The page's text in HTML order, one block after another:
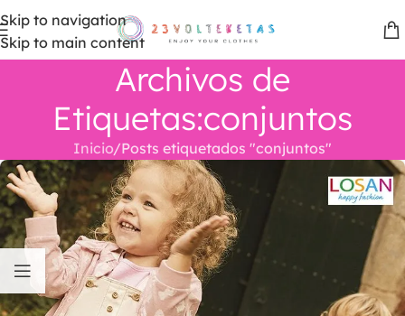
Skip to navigation
Skip to main content
Archivos de
Etiquetas:conjuntos
Inicio Posts etiquetados "conjuntos"